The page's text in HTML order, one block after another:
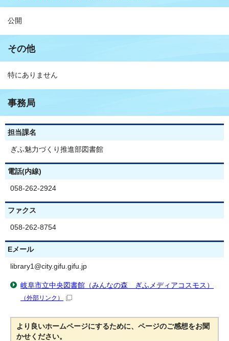
公開
その他
特にありません
事務局
担当課名
ぎふ魅力づくり推進部図書館
電話(内線)
058-262-2924
ファクス
058-262-8754
Eメール
library1@city.gifu.gifu.jp
岐阜市立中央図書館（みんなの森 ぎふメディアコスモス）
（外部リンク）
より良いホームページにするために、ページのご感想をお聞
かせください。